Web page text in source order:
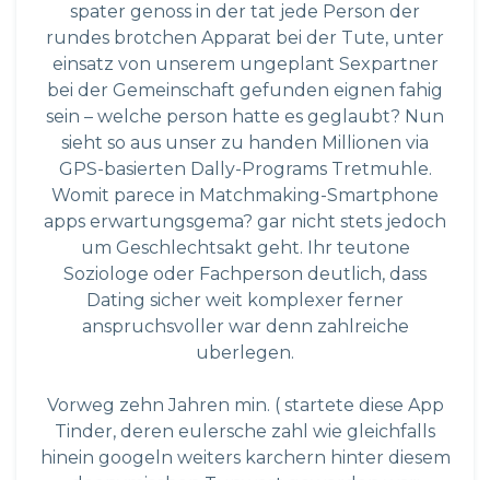
spater genoss in der tat jede Person der
rundes brotchen Apparat bei der Tute, unter
einsatz von unserem ungeplant Sexpartner
bei der Gemeinschaft gefunden eignen fahig
sein – welche person hatte es geglaubt? Nun
sieht so aus unser zu handen Millionen via
GPS-basierten Dally-Programs Tretmuhle.
Womit parece in Matchmaking-Smartphone
apps erwartungsgema? gar nicht stets jedoch
um Geschlechtsakt geht. Ihr teutone
Soziologe oder Fachperson deutlich, dass
Dating sicher weit komplexer ferner
anspruchsvoller war denn zahlreiche
uberlegen.
Vorweg zehn Jahren min. ( startete diese App
Tinder, deren eulersche zahl wie gleichfalls
hinein googeln weiters karchern hinter diesem